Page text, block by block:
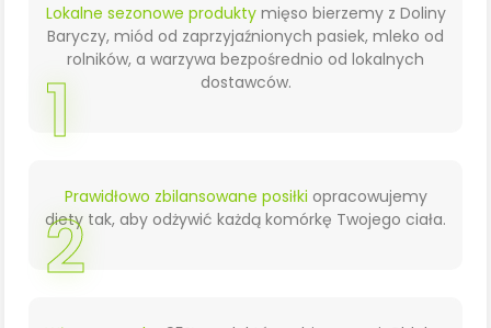
Lokalne sezonowe produktymięso bierzemy z Doliny
Baryczy, miód od zaprzyjaźnionych pasiek, mleko od
rolników, a warzywa bezpośrednio od lokalnych
dostawców.
1
Prawidłowo zbilansowane posiłki opracowujemy
diety tak, aby odżywić każdą komórkę Twojego ciała.
2